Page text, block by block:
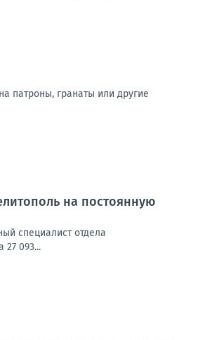
патроны, гранаты или другие
на постоянную
специалист отдела
27 093...